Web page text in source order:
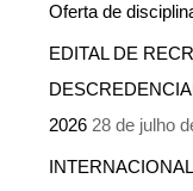
Oferta de
EDITAL DE
2026 28 de julho